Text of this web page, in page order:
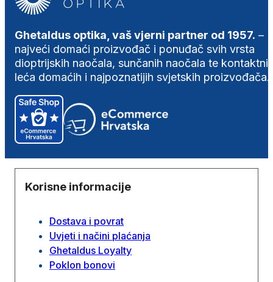
Ghetaldus optika, vaš vjerni partner od 1957. –
najveći domaći proizvođač i ponuđač svih vrsta
dioptrijskih naočala, sunčanih naočala te
leća domaćih i najpoznatijih svjetskih proizvođača.
Korisne informacije
Dostava i povrat
Uvjeti i načini plaćanja
Ghetaldus Loyalty
Poklon bonovi